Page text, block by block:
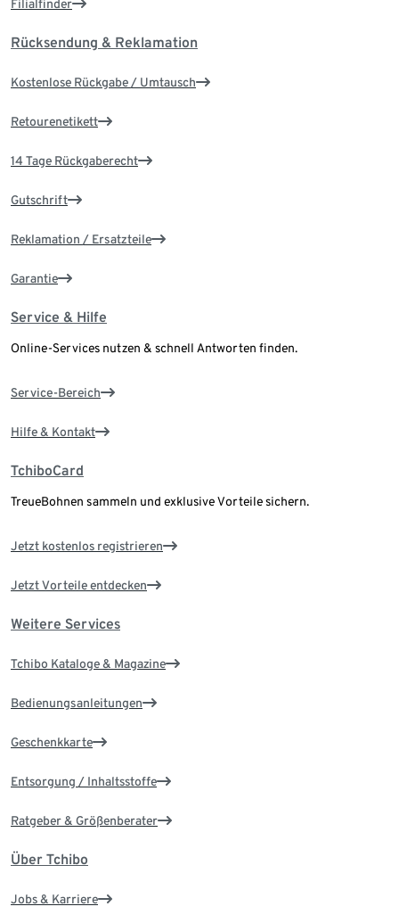
Filialfinder
Rücksendung & Reklamation
Kostenlose Rückgabe / Umtausch
Retourenetikett
14 Tage Rückgaberecht
Gutschrift
Reklamation / Ersatzteile
Garantie
Service & Hilfe
Online-Services nutzen & schnell Antworten finden.
Service-Bereich
Hilfe & Kontakt
TchiboCard
TreueBohnen sammeln und exklusive Vorteile sichern.
Jetzt kostenlos registrieren
Jetzt Vorteile entdecken
Weitere Services
Tchibo Kataloge & Magazine
Bedienungsanleitungen
Geschenkkarte
Entsorgung / Inhaltsstoffe
Ratgeber & Größenberater
Über Tchibo
Jobs & Karriere